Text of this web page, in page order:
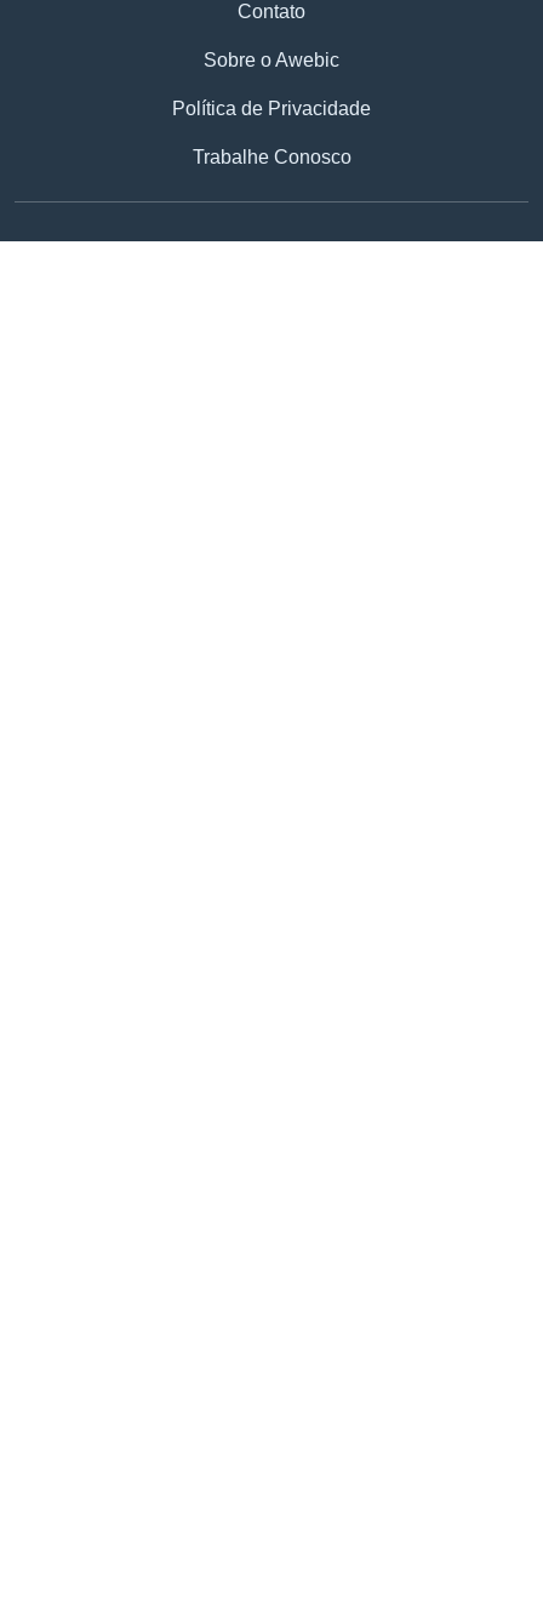
Contato
Sobre o Awebic
Política de Privacidade
Trabalhe Conosco